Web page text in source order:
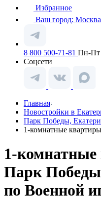
Избранное
Ваш город:
8 800 500-71-81 Пн-Пт
Соцсети
Главная
Новостройки в
Парк Победы,
1-комнатные квартиры
1-
Парк
по Военной